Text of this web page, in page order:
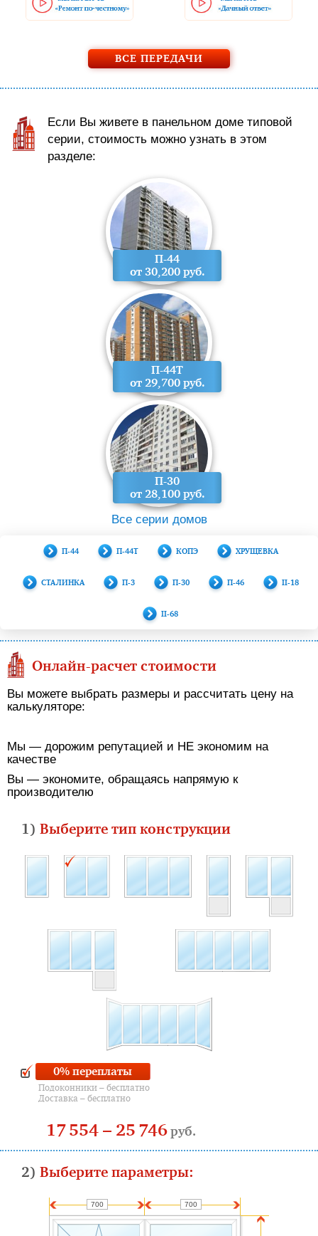
ВСЕ ПЕРЕДАЧИ
Если Вы живете в панельном доме типовой
серии, стоимость можно узнать в этом
разделе:
П-44
от 30,200 руб.
П-44Т
от 29,700 руб.
П-30
от 28,100 руб.
Все серии домов
П-44 П-44Т КОПЭ ХРУЩЕВКА
СТАЛИНКА П-3 П-30 П-46 II-18
II-68
Онлайн-расчет стоимости
Вы можете выбрать размеры и рассчитать цену на
калькуляторе:
Мы — дорожим репутацией и НЕ экономим на
качестве
Вы — экономите, обращаясь напрямую к
производителю
1) Выберите тип конструкции
0% переплаты
Подоконники – бесплатно
Доставка – бесплатно
17 554 – 25 746руб.
2) Выберите параметры: